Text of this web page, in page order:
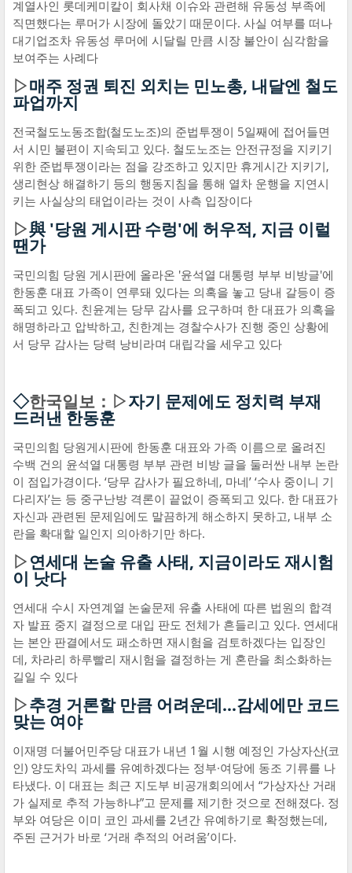
계열사인 롯데케미칼이 회사채 이슈와 관련해 유동성 부족에
직면했다는 루머가 시장에 돌았기 때문이다. 사실 여부를 떠나
대기업조차 유동성 루머에 시달릴 만큼 시장 불안이 심각함을
보여주는 사례다
▷매주 정권 퇴진 외치는 민노총, 내달엔 철도
파업까지
전국철도노동조합(철도노조)의 준법투쟁이 5일째에 접어들면
서 시민 불편이 지속되고 있다. 철도노조는 안전규정을 지키기
위한 준법투쟁이라는 점을 강조하고 있지만 휴게시간 지키기,
생리현상 해결하기 등의 행동지침을 통해 열차 운행을 지연시
키는 사실상의 태업이라는 것이 사측 입장이다
▷與 '당원 게시판 수렁'에 허우적, 지금 이럴
땐가
국민의힘 당원 게시판에 올라온 '윤석열 대통령 부부 비방글'에
한동훈 대표 가족이 연루돼 있다는 의혹을 놓고 당내 갈등이 증
폭되고 있다. 친윤계는 당무 감사를 요구하며 한 대표가 의혹을
해명하라고 압박하고, 친한계는 경찰수사가 진행 중인 상황에
서 당무 감사는 당력 낭비라며 대립각을 세우고 있다
◇한국일보：▷자기 문제에도 정치력 부재
드러낸 한동훈
국민의힘 당원게시판에 한동훈 대표와 가족 이름으로 올려진
수백 건의 윤석열 대통령 부부 관련 비방 글을 둘러싼 내부 논란
이 점입가경이다. ‘당무 감사가 필요하네, 마네’ ‘수사 중이니 기
다리자’는 등 중구난방 격론이 끝없이 증폭되고 있다. 한 대표가
자신과 관련된 문제임에도 말끔하게 해소하지 못하고, 내부 소
란을 확대할 일인지 의아하기만 하다.
▷연세대 논술 유출 사태, 지금이라도 재시험
이 낫다
연세대 수시 자연계열 논술문제 유출 사태에 따른 법원의 합격
자 발표 중지 결정으로 대입 판도 전체가 흔들리고 있다. 연세대
는 본안 판결에서도 패소하면 재시험을 검토하겠다는 입장인
데, 차라리 하루빨리 재시험을 결정하는 게 혼란을 최소화하는
길일 수 있다
▷추경 거론할 만큼 어려운데…감세에만 코드
맞는 여야
이재명 더불어민주당 대표가 내년 1월 시행 예정인 가상자산(코
인) 양도차익 과세를 유예하겠다는 정부·여당에 동조 기류를 나
타냈다. 이 대표는 최근 지도부 비공개회의에서 “가상자산 거래
가 실제로 추적 가능하냐”고 문제를 제기한 것으로 전해졌다. 정
부와 여당은 이미 코인 과세를 2년간 유예하기로 확정했는데,
주된 근거가 바로 ‘거래 추적의 어려움’이다.